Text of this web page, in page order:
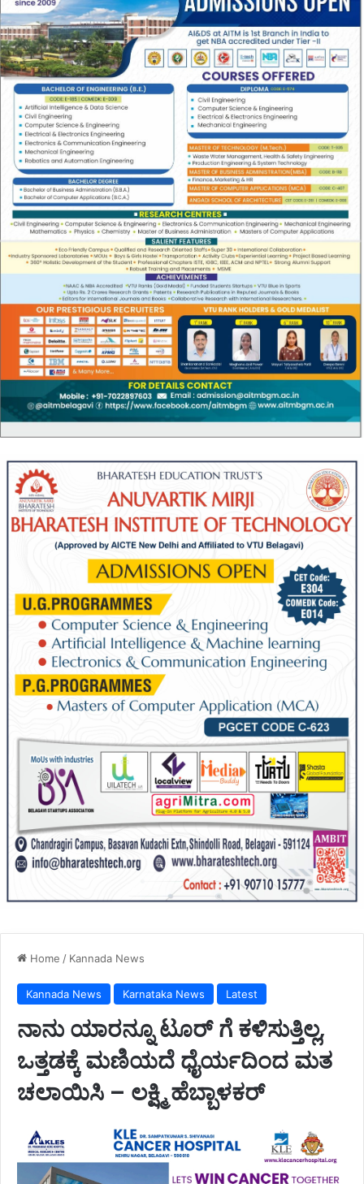
Home / Kannada News
Kannada News Karnataka News Latest
ನಾನು ಯಾರನ್ನೂ ಟೂರ್ ಗೆ ಕಳಿಸುತ್ತಿಲ್ಲ,
ಒತ್ತಡಕ್ಕೆ ಮಣಿಯದೆ ಧೈರ್ಯದಿಂದ ಮತ
ಚಲಾಯಿಸಿ – ಲಕ್ಷ್ಮಿ ಹೆಬ್ಬಾಳಕರ್